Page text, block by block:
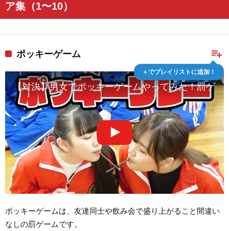
ア集（1〜10）
playlist_add
＋でプレイリストに追加！
ポッキーゲーム
【対決】男女でポッキーゲームやってみた！罰ゲ
ポッキーゲームは、友達同士や飲み会で盛り上がること間違い
なしの罰ゲームです。